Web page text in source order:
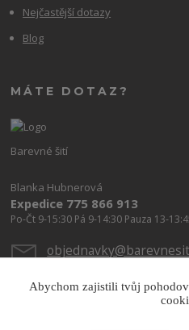
Nejčastější dotazy
Blog
MÁTE DOTAZ?
Barevné šití
Blanka Hubnerová
Expedice 775 866 913
Po-Čt 9-15:30 Pá 9-14:30 Pauza 13-
Abychom zajistili tvůj